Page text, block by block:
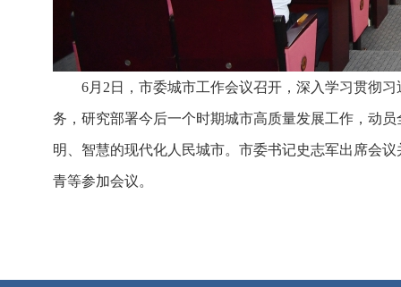
6月2日，市委城市工作会议召开，深入学习贯彻
务，研究部署今后一个时期城市高质量发展工作，动
明、智慧的现代化人民城市。市委书记史志军出席会
青等参加会议。